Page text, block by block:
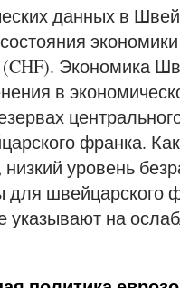
данных в
Экономика
в
франка.
низкий уровень
для швейцарского
указывают на